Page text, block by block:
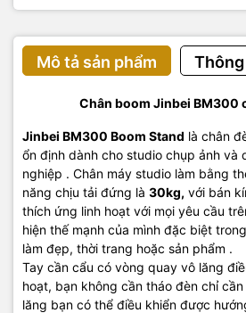
Mô tả sản phẩm
Chân boom Jinbei BM300
Jinbei BM300 Boom Stand là chân
ổn định dành cho studio chụp ảnh và
nghiệp . Chân máy studio làm bằng
năng chịu tải đứng là 30kg, với bán
thích ứng linh hoạt với mọi yêu cầu
hiện thế mạnh của mình đặc biệt
làm đẹp, thời trang hoặc sản phẩm .
Tay cần cẩu có vòng quay vô lăng
hoạt, bạn không cần tháo đèn chỉ
lăng bạn có thể điều khiển được